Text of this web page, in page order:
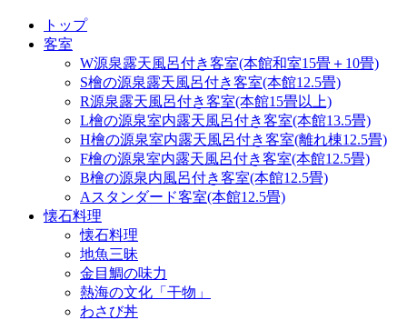
トップ
客室
W源泉露天風呂付き客室(本館和室15畳＋10畳)
S檜の源泉露天風呂付き客室(本館12.5畳)
R源泉露天風呂付き客室(本館15畳以上)
L檜の源泉室内露天風呂付き客室(本館13.5畳)
H檜の源泉室内露天風呂付き客室(離れ棟12.5畳)
F檜の源泉室内露天風呂付き客室(本館12.5畳)
B檜の源泉内風呂付き客室(本館12.5畳)
Aスタンダード客室(本館12.5畳)
懐石料理
懐石料理
地魚三昧
金目鯛の味力
熱海の文化「干物」
わさび丼